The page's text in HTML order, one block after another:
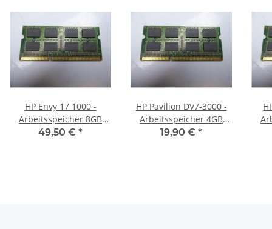
HP Envy 17 1000 -
Arbeitsspeicher 8GB
RAM Memory DDR3
49,50 € *
HP Pavilion DV7-3000 -
Arbeitsspeicher 4GB
RAM Memory DDR3
19,90 € *